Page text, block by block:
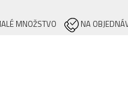
MNOŽSTVO NA